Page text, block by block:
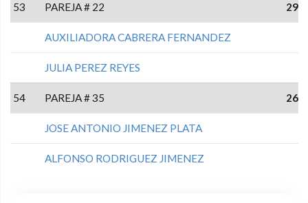
53 PAREJA # 22 29
AUXILIADORA CABRERA FERNANDEZ
JULIA PEREZ REYES
54 PAREJA # 35 26
JOSE ANTONIO JIMENEZ PLATA
ALFONSO RODRIGUEZ JIMENEZ